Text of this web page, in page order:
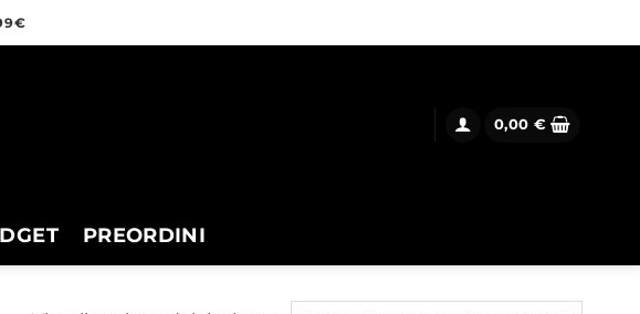
0,00 €
PREORDINI